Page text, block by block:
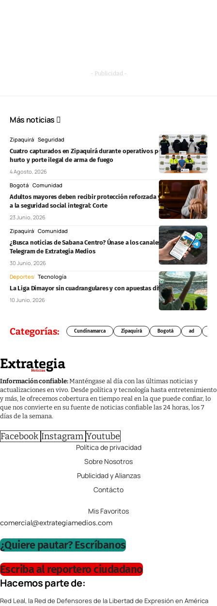
- Publicidad -
Más noticias
Zipaquirá Seguridad
Cuatro capturados en Zipaquirá durante operativos por presunto
hurto y porte ilegal de arma de fuego
4 Agosto, 2026
Bogotá Comunidad
Adultos mayores deben recibir protección reforzada y acceso efectivo
a la seguridad social integral: Corte
23 Junio, 2026
Zipaquirá Comunidad
¿Busca noticias de Sabana Centro? Únase a los canales de WhatsApp y
Telegram de Extrategia Medios
30 Junio, 2026
Deportes Tecnología
La Liga Dimayor sin cuadrangulares y con apuestas diferentes
10 Junio, 2026
Categorías: Cundinamarca Zipaquirá Bogotá ad
Información confiable:Manténgase al día con las últimas noticias y
actualizaciones en vivo. Desde política y tecnología hasta entretenimiento
y más, le ofrecemos cobertura en tiempo real en la que puede confiar, lo
que nos convierte en su fuente de noticias confiable las 24 horas, los 7
días de la semana.
Facebook Instagram Youtube
Política de privacidad
Sobre Nosotros
Publicidad y Alianzas
Contácto
Mis Favoritos
comercial@extrategiamedios.com
¿Quiere pautar? Escríbanos
Escriba al reportero ciudadano
Hacemos parte de:
Red Leal, la Red de Defensores de la Libertad de Expresión en América